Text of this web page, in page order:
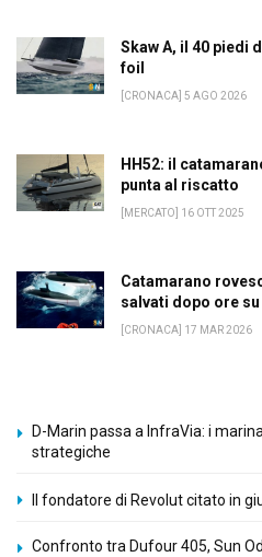
Skaw A, il 40 piedi
foil
[CRONACA] 5 AGO 2026
HH52: il
punta al riscatto
[MERCATO] 16 OTT 2025
Catamarano
salvati dopo ore
[CRONACA] 17 MAR 2026
D-Marin passa a InfraVia: i
strategiche
Il fondatore di Revolut citato in
Confronto tra Dufour 405, Sun